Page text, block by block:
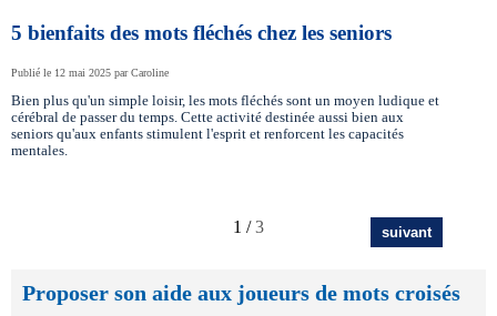
5 bienfaits des mots fléchés chez les seniors
Publié le 12 mai 2025 par Caroline
Bien plus qu'un simple loisir, les mots fléchés sont un moyen ludique et
cérébral de passer du temps. Cette activité destinée aussi bien aux
seniors qu'aux enfants stimulent l'esprit et renforcent les capacités
mentales.
1 /3 suivant
Proposer son aide aux joueurs de mots croisés